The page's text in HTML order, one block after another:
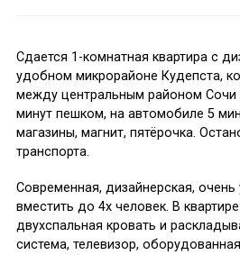
Сдается 1-комнатная квартира с
удобном микрорайоне Кудепста,
между центральным районом
минут пешком, на автомобиле 5
магазины, магнит, пятёрочка.
транспорта.
Современная, дизайнерская,
вместить до 4х человек. В
двухспальная кровать и
система, телевизор,